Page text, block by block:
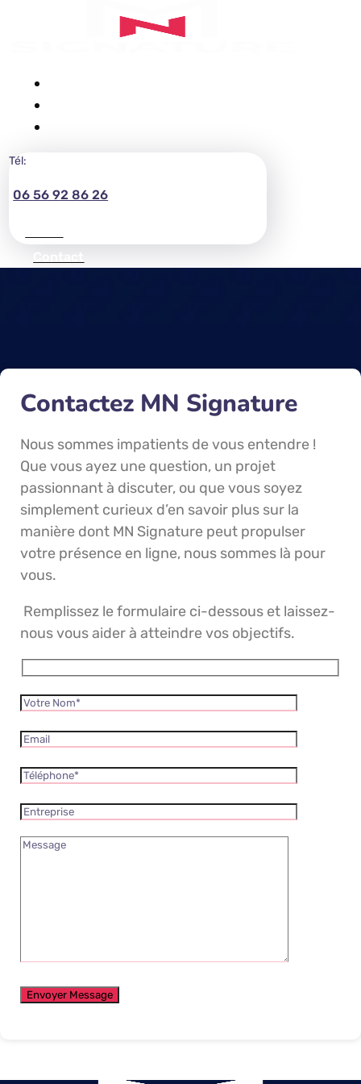
Tél:
06 56 92 86 26
Contactez MN Signature
Nous sommes impatients de vous entendre !
Que vous ayez une question, un projet
passionnant à discuter, ou que vous soyez
simplement curieux d’en savoir plus sur la
manière dont MN Signature peut propulser
votre présence en ligne, nous sommes là pour
vous.
Remplissez le formulaire ci-dessous et laissez-
nous vous aider à atteindre vos objectifs.